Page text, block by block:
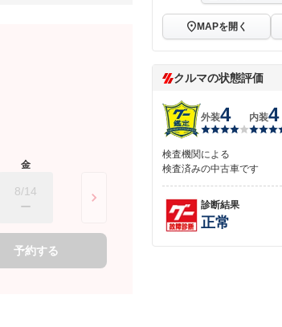
金
8/14
予約する
MAPを開く
クルマの状態評価
外装4 内装4
検査機関による
検査済みの中古車です
診断結果
正常